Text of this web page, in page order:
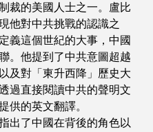
裁的美國人士之一。盧比
他對中共挑戰的認識之
義這個世紀的大事，中國
。他提到了中共意圖超越
及對「東升西降」歷史大
過直接閱讀中共的聲明文
供的英文翻譯。
出了中國在背後的角色以